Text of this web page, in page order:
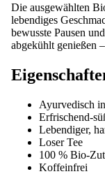
Die ausgewählten
lebendiges
bewusste Pausen
abgekühlt genießen
Ayurvedisch
Erfrischend-
Lebendiger,
Loser Tee
100 % Bio-
Koffeinfrei